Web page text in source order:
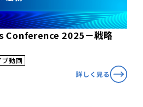
Conference 2025－戦略
ブ動画
詳しく見る